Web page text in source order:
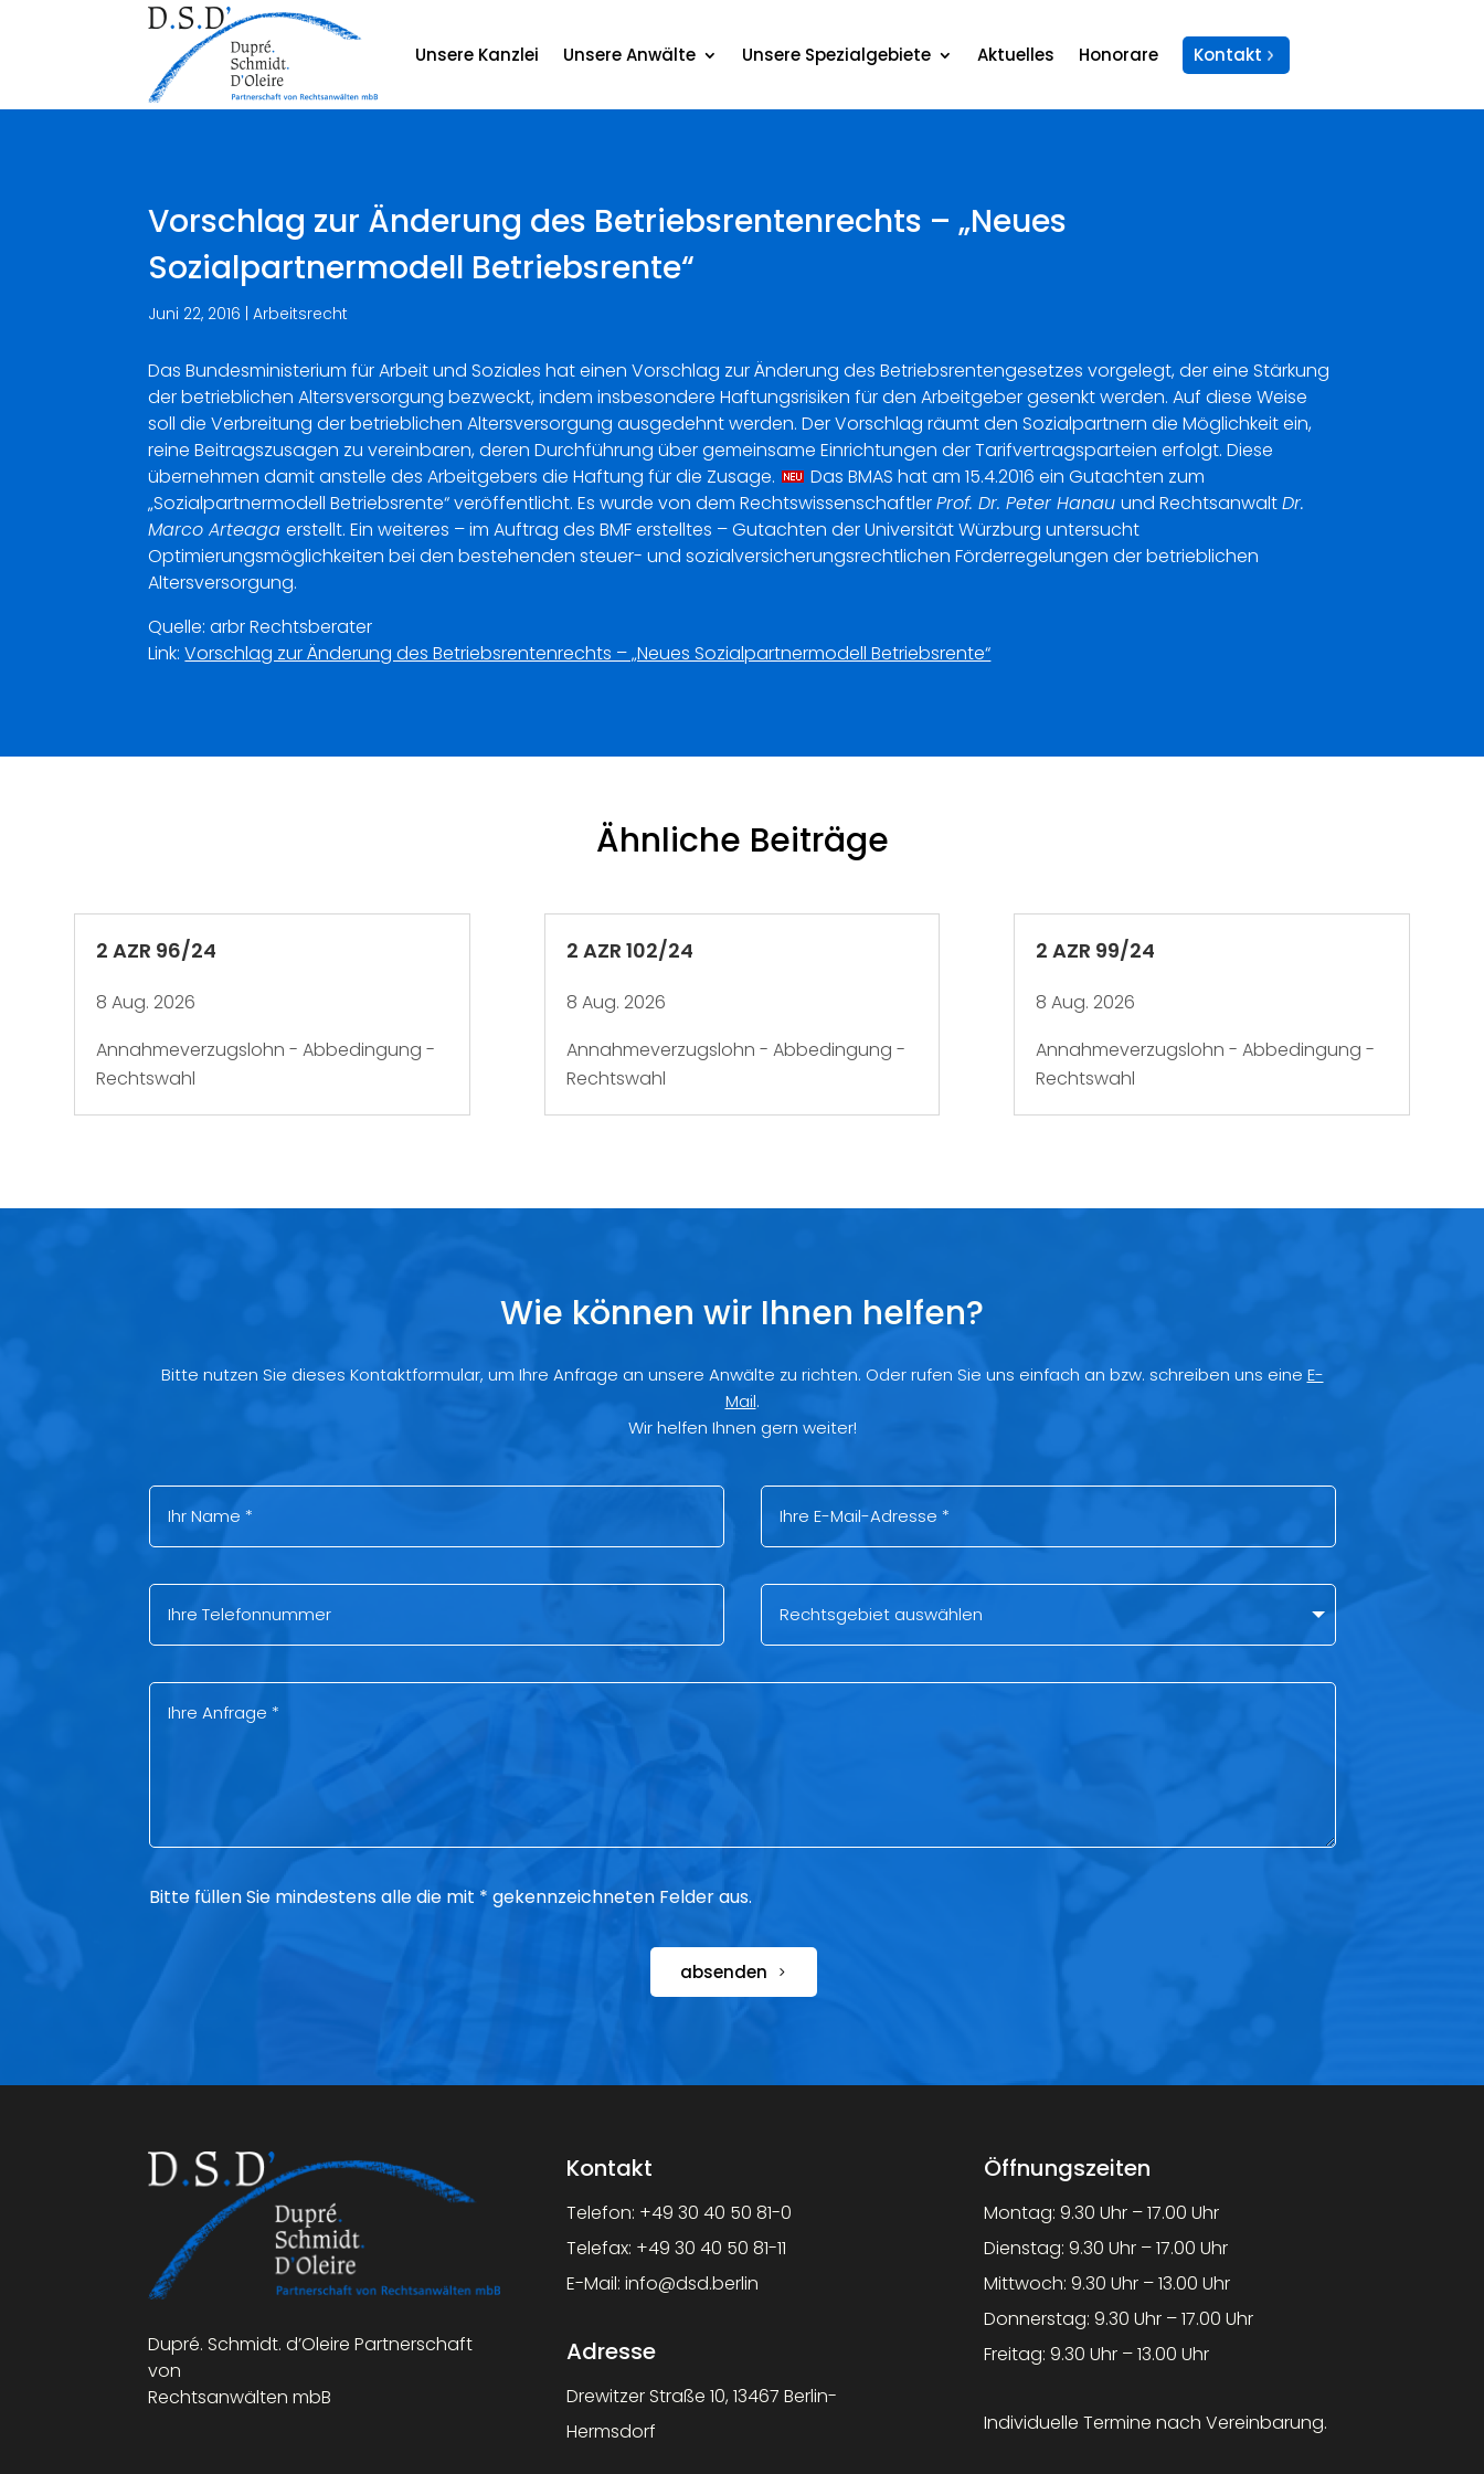
Unsere Kanzlei Unsere Anwälte Unsere Spezialgebiete Aktuelles Honorare Kontakt
Vorschlag zur Änderung des Betriebsrentenrechts – „Neues
Sozialpartnermodell Betriebsrente“
Juni 22, 2016 |Arbeitsrecht
Das Bundesministerium für Arbeit und Soziales hat einen Vorschlag zur Änderung des Betriebsrentengesetzes vorgelegt, der eine Stärkung
der betrieblichen Altersversorgung bezweckt, indem insbesondere Haftungsrisiken für den Arbeitgeber gesenkt werden. Auf diese Weise
soll die Verbreitung der betrieblichen Altersversorgung ausgedehnt werden. Der Vorschlag räumt den Sozialpartnern die Möglichkeit ein,
reine Beitragszusagen zu vereinbaren, deren Durchführung über gemeinsame Einrichtungen der Tarifvertragsparteien erfolgt. Diese
übernehmen damit anstelle des Arbeitgebers die Haftung für die Zusage.
Das BMAS hat am 15.4.2016 ein Gutachten zum
„Sozialpartnermodell Betriebsrente“ veröffentlicht. Es wurde von dem RechtswissenschaftlerProf. Dr. Peter Hanauund RechtsanwaltDr.
Marco Arteagaerstellt. Ein weiteres – im Auftrag des BMF erstelltes – Gutachten der Universität Würzburg untersucht
Optimierungsmöglichkeiten bei den bestehenden steuer- und sozialversicherungsrechtlichen Förderregelungen der betrieblichen
Altersversorgung.
Quelle: arbr Rechtsberater
Link:Vorschlag zur Änderung des Betriebsrentenrechts – „Neues Sozialpartnermodell Betriebsrente“
Ähnliche Beiträge
2 AZR 96/24
8 Aug. 2026
Annahmeverzugslohn - Abbedingung -
Rechtswahl
2 AZR 102/24
8 Aug. 2026
Annahmeverzugslohn - Abbedingung -
Rechtswahl
2 AZR 99/24
8 Aug. 2026
Annahmeverzugslohn - Abbedingung -
Rechtswahl
Wie können wir Ihnen helfen?
Bitte nutzen Sie dieses Kontaktformular, um Ihre Anfrage an unsere Anwälte zu richten. Oder rufen Sie uns einfach an bzw. schreiben uns eine E-
Mail.
Wir helfen Ihnen gern weiter!
Bitte füllen Sie mindestens alle die mit * gekennzeichneten Felder aus.
absenden
Dupré. Schmidt. d’Oleire Partnerschaft
von
Rechtsanwälten mbB
Kontakt
Telefon: +49 30 40 50 81-0
Telefax: +49 30 40 50 81-11
E-Mail: info@dsd.berlin
Adresse
Drewitzer Straße 10, 13467 Berlin-
Hermsdorf
Öffnungszeiten
Montag: 9.30 Uhr – 17.00 Uhr
Dienstag: 9.30 Uhr – 17.00 Uhr
Mittwoch: 9.30 Uhr – 13.00 Uhr
Donnerstag: 9.30 Uhr – 17.00 Uhr
Freitag: 9.30 Uhr – 13.00 Uhr
Individuelle Termine nach Vereinbarung.